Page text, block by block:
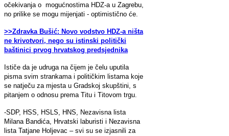
očekivanja o mogućnostima HDZ-a u Zagrebu,
no prilike se mogu mijenjati - optimistično će.
>>Zdravka Bušić: Novo vodstvo HDZ-a ništa
ne krivotvori, nego su istinski politički
baštinici prvog hrvatskog predsjednika
Ističe da je udruga na čijem je čelu uputila
pisma svim strankama i političkim listama koje
se natječu za mjesta u Gradskoj skupštini, s
pitanjem o odnosu prema Titu i Titovom trgu.
-SDP, HSS, HSLS, HNS, Nezavisna lista
Milana Bandića, Hrvatski laburisti i Nezavisna
lista Tatjane Holjevac – svi su se izjasnili za